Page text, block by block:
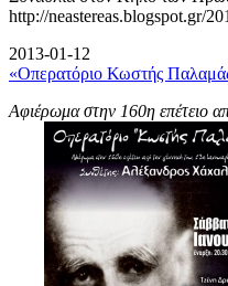
http://neastereas.blogspot.gr/
2013-01-12
«Οπερατόριο Κωστής
Αφιέρωμα στην 160η επέτειο